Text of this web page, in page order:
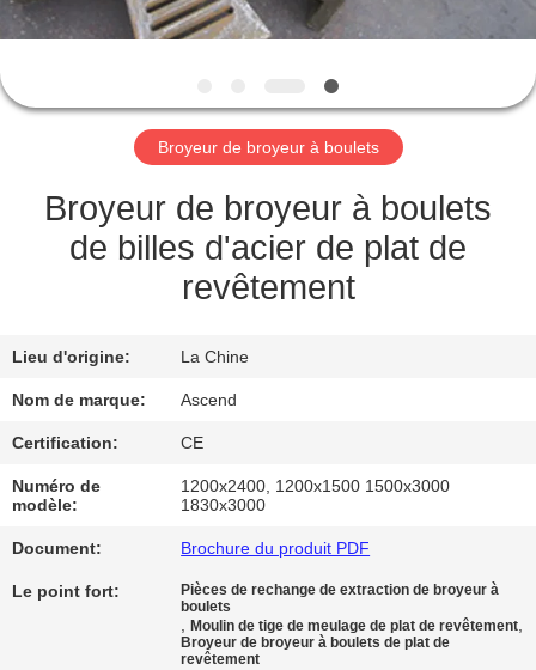
CONTRÔLE
DE
QUALITÉ
CONTACTEZ-
NOUS
UNE
CITATION
PLAN
DU
SITE
POLITIQUE
Broyeur de broyeur à boulets
Broyeur de broyeur à boulets
de billes d'acier de plat de
revêtement
Lieu d'origine: La Chine
Nom de marque: Ascend
Certification: CE
Numéro de
modèle:
1200x2400, 1200x1500 1500x3000
1830x3000
Document: Brochure du produit PDF
Le point fort:
Pièces de rechange de extraction de broyeur à
boulets
,Moulin de tige de meulage de plat de revêtement,
Broyeur de broyeur à boulets de plat de
revêtement